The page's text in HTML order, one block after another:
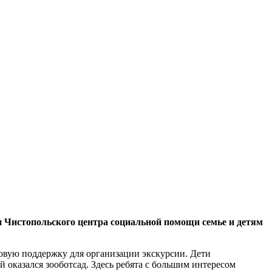
центра социальной помощи семье и детям
поддержку для организации экскурсии. Дети
зооботсад. Здесь ребята с большим интересом